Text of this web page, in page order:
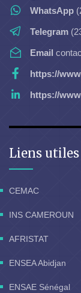
WhatsApp
Telegram
Email
https://
https://
Liens utiles
CEMAC
INS CAMEROUN
AFRISTAT
ENSEA Abidjan
ENSAE Sénégal